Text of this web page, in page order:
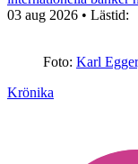
03 aug 2026 • Lästid:
Foto: Karl
Krönika